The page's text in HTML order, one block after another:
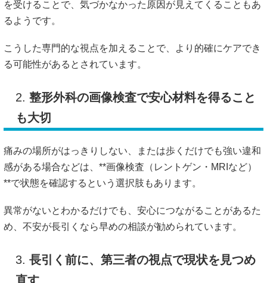
を受けることで、気づかなかった原因が見えてくることもあ
るようです。
こうした専門的な視点を加えることで、より的確にケアでき
る可能性があるとされています。
2. 整形外科の画像検査で安心材料を得ること
も大切
痛みの場所がはっきりしない、または歩くだけでも強い違和
感がある場合などは、**画像検査（レントゲン・MRIなど）
**で状態を確認するという選択肢もあります。
異常がないとわかるだけでも、安心につながることがあるた
め、不安が長引くなら早めの相談が勧められています。
3. 長引く前に、第三者の視点で現状を見つめ
直す